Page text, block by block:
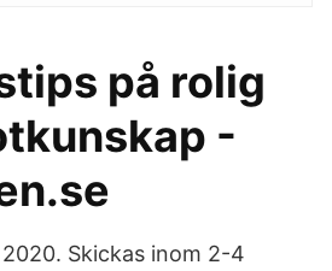
på rolig
-
Skickas inom 2-4